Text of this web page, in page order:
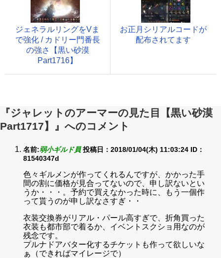
ジェネラルリングをVま
で強化 / カドリー門番長
の強さ【黒い砂漠
Part1716】
お正月シリアルコードが
配布されてます
『ジャレットのアーマーの見た目【黒い砂漠
Part1717】』へのコメント
名前:弱小ギルド員 投稿日：2018/01/04(木) 11:03:24 ID：
81540347d
色々ギルメンが作ってくれるんですが、かかった手
間の割に価格が見合ってないので、申し訳ないとい
うか・・・。予約で買えなかった時に、もう一個作
って貰うのが申し訳なさすぎ・・
衣装交換券がリアル・パール高すぎで、折角買った
衣装も都市部で着るか、イベントスクショ用なのが
残念です。
プルナドアバター化するチケットも作って欲しいな
ぁ（できればマイレージで）